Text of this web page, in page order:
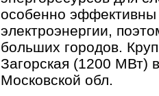
особенно эффективны
электроэнергии,
больших городов.
Загорская (1200 МВт)
Московской обл.